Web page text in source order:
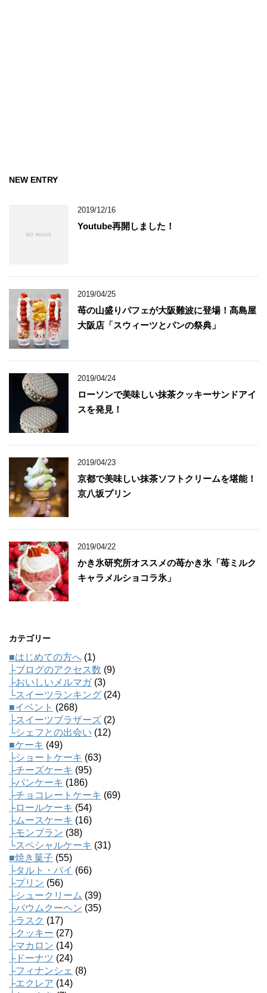
NEW ENTRY
2019/12/16
Youtube再開しました！
2019/04/25
苺の山盛りパフェが大阪難波に登場！髙島屋
大阪店「スウィーツとパンの祭典」
2019/04/24
ローソンで美味しい抹茶クッキーサンドアイ
スを発見！
2019/04/23
京都で美味しい抹茶ソフトクリームを堪能！
京八坂プリン
2019/04/22
かき氷研究所オススメの苺かき氷「苺ミルク
キャラメルショコラ氷」
カテゴリー
■はじめての方へ (1)
├ブログのアクセス数 (9)
├おいしいメルマガ(3)
└スイーツランキング (24)
■イベント (268)
├スイーツブラザーズ (2)
└シェフとの出会い (12)
■ケーキ (49)
├ショートケーキ (63)
├チーズケーキ (95)
├パンケーキ (186)
├チョコレートケーキ (69)
├ロールケーキ (54)
├ムースケーキ (16)
├モンブラン (38)
└スペシャルケーキ (31)
■焼き菓子 (55)
├タルト・パイ (66)
├プリン (56)
├シュークリーム (39)
├バウムクーヘン (35)
├ラスク (17)
├クッキー (27)
├マカロン (14)
├ドーナツ (24)
├フィナンシェ (8)
├エクレア (14)